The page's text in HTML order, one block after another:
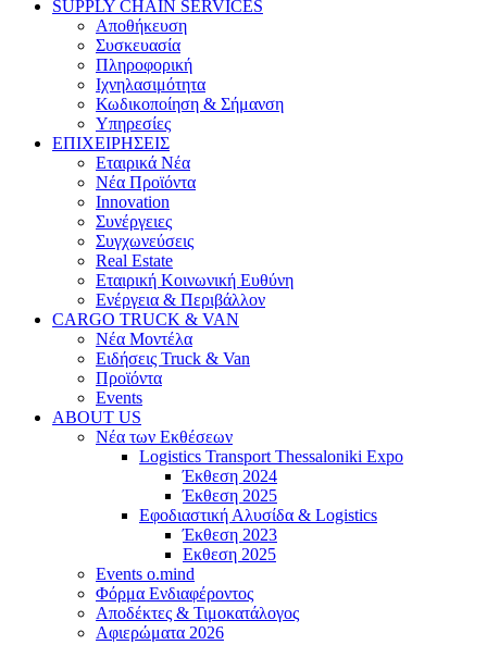
SUPPLY CHAIN SERVICES
Αποθήκευση
Συσκευασία
Πληροφορική
Ιχνηλασιμότητα
Κωδικοποίηση & Σήμανση
Υπηρεσίες
ΕΠΙΧΕΙΡΗΣΕΙΣ
Εταιρικά Νέα
Νέα Προϊόντα
Innovation
Συνέργειες
Συγχωνεύσεις
Real Estate
Εταιρική Κοινωνική Ευθύνη
Ενέργεια & Περιβάλλον
CARGO TRUCK & VAN
Νέα Μοντέλα
Ειδήσεις Truck & Van
Προϊόντα
Events
ABOUT US
Νέα των Εκθέσεων
Logistics Transport Thessaloniki Expo
Έκθεση 2024
Έκθεση 2025
Εφοδιαστική Αλυσίδα & Logistics
Έκθεση 2023
Εκθεση 2025
Events o.mind
Φόρμα Ενδιαφέροντος
Αποδέκτες & Τιμοκατάλογος
Αφιερώματα 2026